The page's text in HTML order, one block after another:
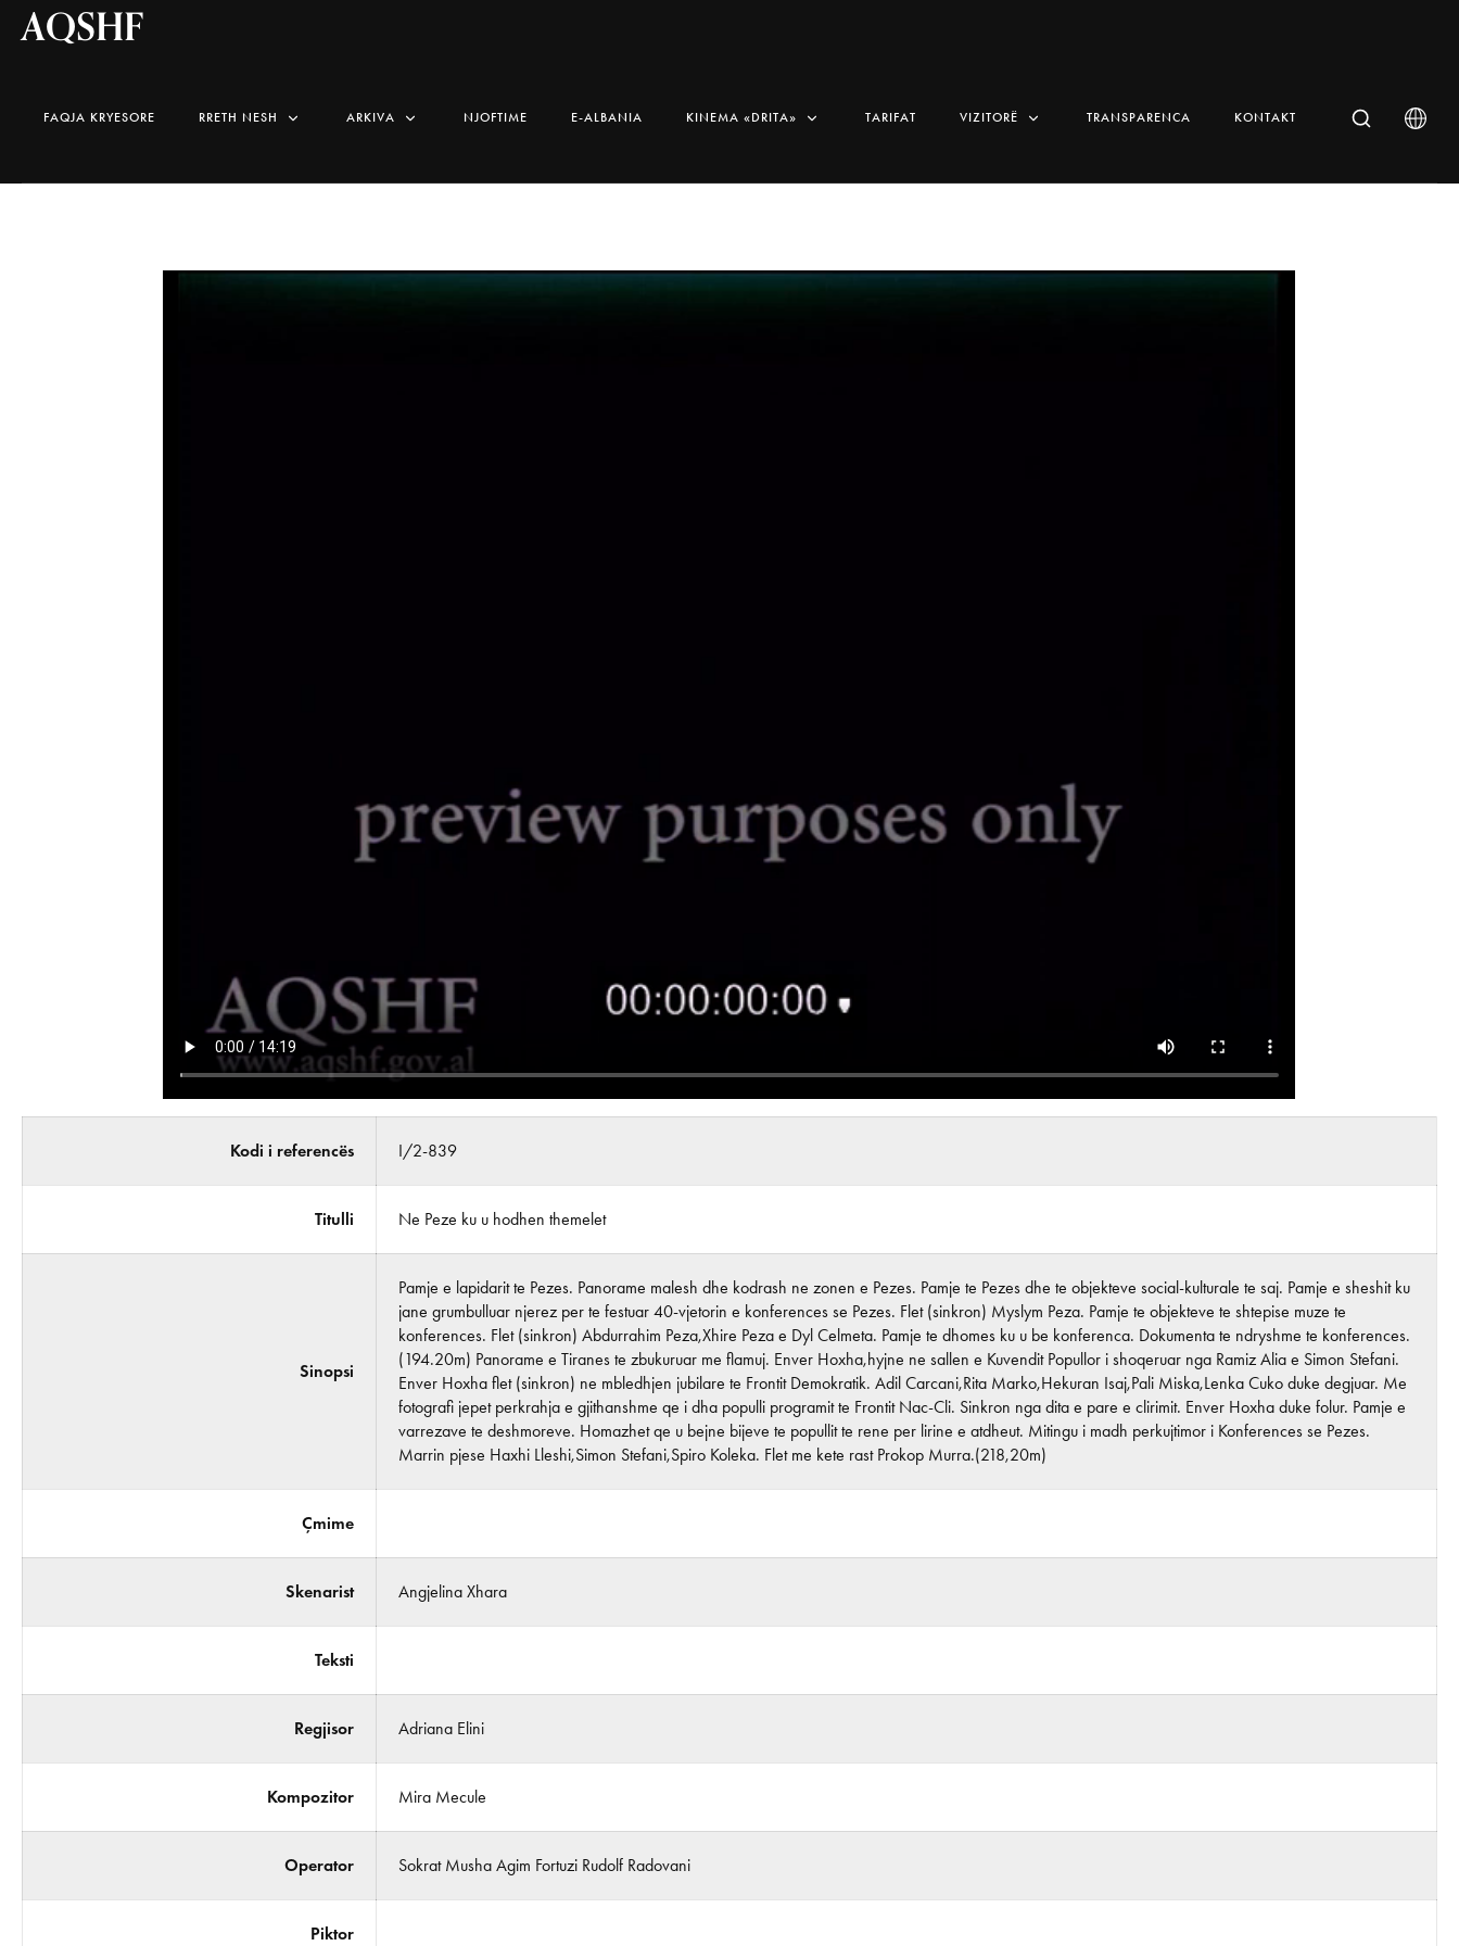
AQSHF
FAQJA KRYESORE RRETH NESH ARKIVA NJOFTIME E-ALBANIA KINEMA «DRITA» TARIFAT VIZITORË TRANSPARENCA KONTAKT
Kodi i referencës I/2-839
Titulli Ne Peze ku u hodhen themelet
Sinopsi
Pamje e lapidarit te Pezes. Panorame malesh dhe kodrash ne zonen e Pezes. Pamje te Pezes dhe te objekteve social-kulturale te saj. Pamje e sheshit ku
jane grumbulluar njerez per te festuar 40-vjetorin e konferences se Pezes. Flet (sinkron) Myslym Peza. Pamje te objekteve te shtepise muze te
konferences. Flet (sinkron) Abdurrahim Peza,Xhire Peza e Dyl Celmeta. Pamje te dhomes ku u be konferenca. Dokumenta te ndryshme te konferences.
(194.20m) Panorame e Tiranes te zbukuruar me flamuj. Enver Hoxha,hyjne ne sallen e Kuvendit Popullor i shoqeruar nga Ramiz Alia e Simon Stefani.
Enver Hoxha flet (sinkron) ne mbledhjen jubilare te Frontit Demokratik. Adil Carcani,Rita Marko,Hekuran Isaj,Pali Miska,Lenka Cuko duke degjuar. Me
fotografi jepet perkrahja e gjithanshme qe i dha populli programit te Frontit Nac-Cli. Sinkron nga dita e pare e clirimit. Enver Hoxha duke folur. Pamje e
varrezave te deshmoreve. Homazhet qe u bejne bijeve te popullit te rene per lirine e atdheut. Mitingu i madh perkujtimor i Konferences se Pezes.
Marrin pjese Haxhi Lleshi,Simon Stefani,Spiro Koleka. Flet me kete rast Prokop Murra.(218,20m)
Çmime
Skenarist Angjelina Xhara
Teksti
Regjisor Adriana Elini
Kompozitor Mira Mecule
Operator Sokrat Musha Agim Fortuzi Rudolf Radovani
Piktor